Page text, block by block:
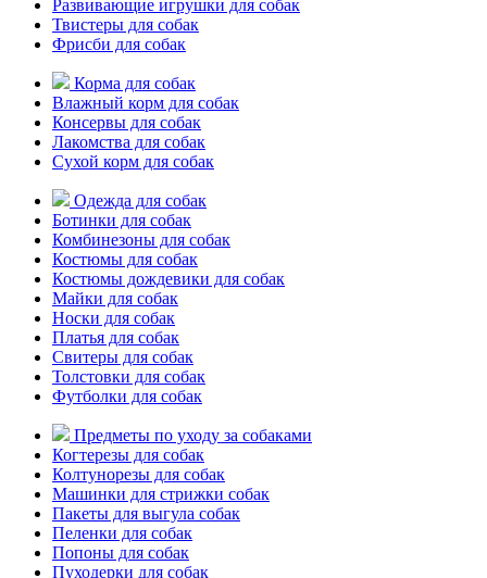
Развивающие игрушки для собак
Твистеры для собак
Фрисби для собак
Корма для собак
Влажный корм для собак
Консервы для собак
Лакомства для собак
Сухой корм для собак
Одежда для собак
Ботинки для собак
Комбинезоны для собак
Костюмы для собак
Костюмы дождевики для собак
Майки для собак
Носки для собак
Платья для собак
Свитеры для собак
Толстовки для собак
Футболки для собак
Предметы по уходу за собаками
Когтерезы для собак
Колтунорезы для собак
Машинки для стрижки собак
Пакеты для выгула собак
Пеленки для собак
Попоны для собак
Пуходерки для собак